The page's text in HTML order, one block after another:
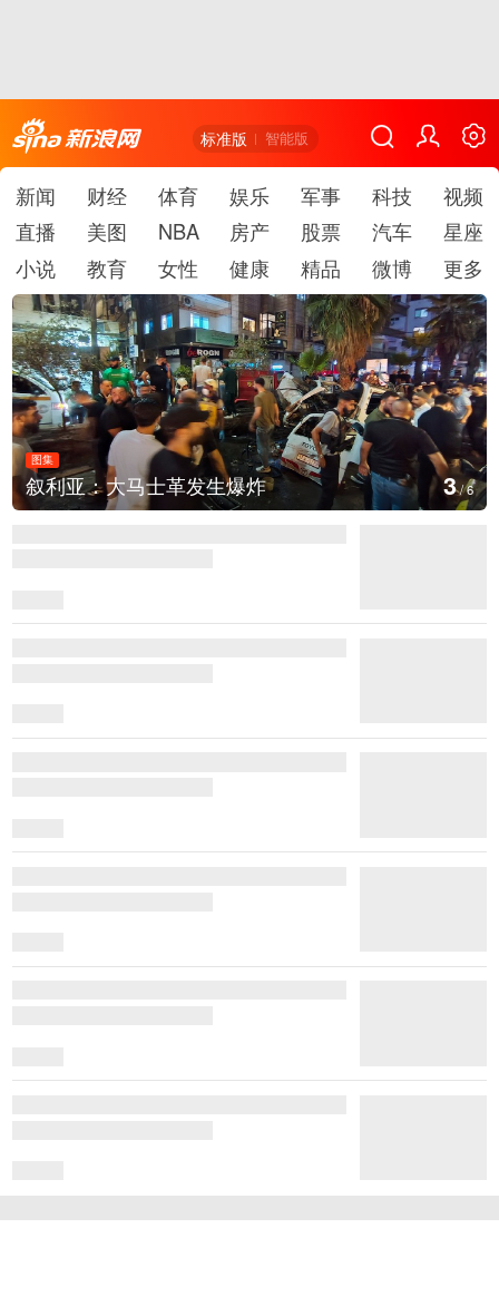
标准版 智能版
新闻 财经 体育 娱乐 军事 科技
视频
直播
美图 NBA 房产 股票 汽车
星座
小说
教育 女性 健康 精品 微博 更多
图集
叙利亚：大马士革发生爆炸 4/6